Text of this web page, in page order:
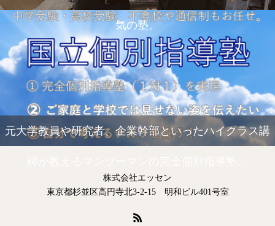
気の塾。
元大学教員や研究者、企業幹部といったハイクラス講
株式会社エッセン
東京都杉並区高円寺北3-2-15 明和ビル401号室